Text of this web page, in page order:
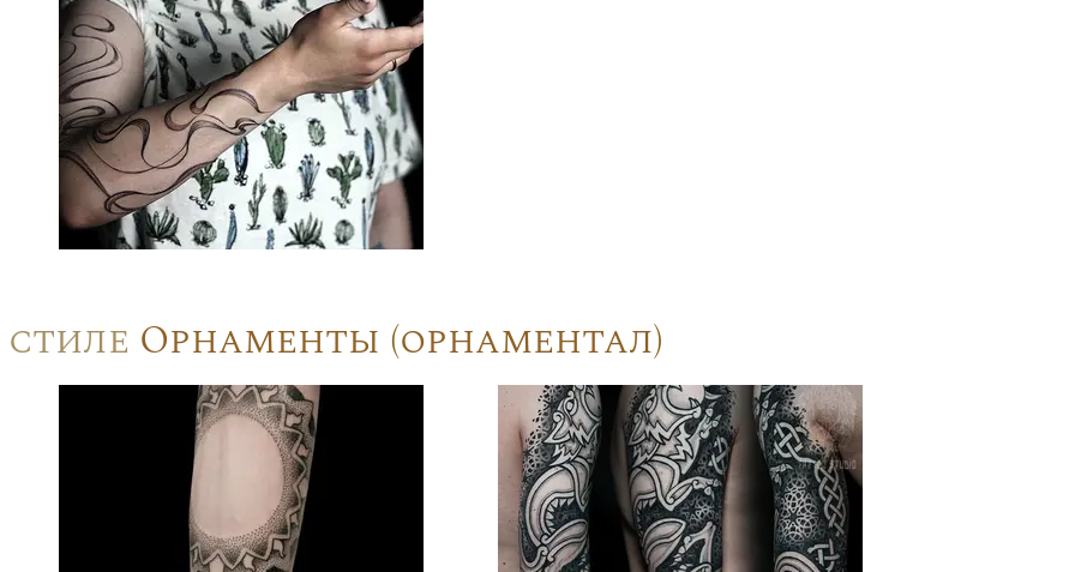
Орнаменты (орнаментал)